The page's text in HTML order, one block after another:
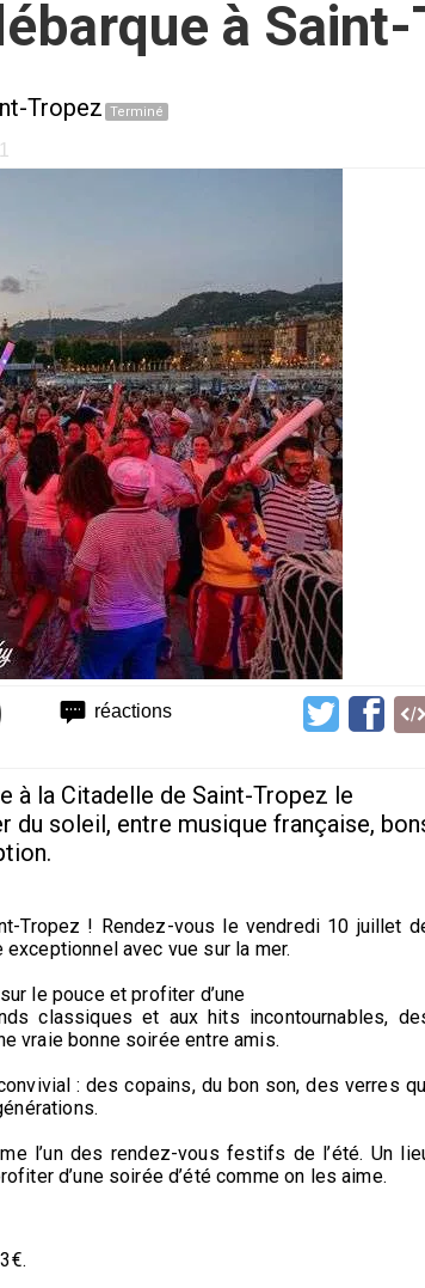
à
Tropez Terminé
réactions
à la Citadelle de Saint-Tropez le
du soleil, entre musique française,
Tropez ! Rendez-vous le vendredi 10 juillet
avec vue sur la mer.
le pouce et profiter d’une
classiques et aux hits incontournables,
vraie bonne soirée entre amis.
: des copains, du bon son, des verres
l’un des rendez-vous festifs de l’été. Un
d’une soirée d’été comme on les aime.